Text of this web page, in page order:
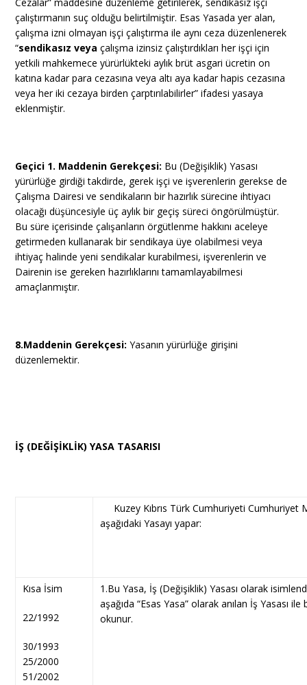
çalıştırmanın suç olduğu belirtilmiştir. Esas Yasada yer alan,
çalışma izni olmayan işçi çalıştırma ile aynı ceza düzenlenerek
“sendikasız veya çalışma izinsiz çalıştırdıkları her işçi için
yetkili mahkemece yürürlükteki aylık brüt asgari ücretin on
katına kadar para cezasına veya altı aya kadar hapis cezasına
veya her iki cezaya birden çarptırılabilirler” ifadesi yasaya
eklenmiştir.
Geçici 1. Maddenin Gerekçesi: Bu (Değişiklik) Yasası
yürürlüğe girdiği takdirde, gerek işçi ve işverenlerin gerekse de
Çalışma Dairesi ve sendikaların bir hazırlık sürecine ihtiyacı
olacağı düşüncesiyle üç aylık bir geçiş süreci öngörülmüştür.
Bu süre içerisinde çalışanların örgütlenme hakkını aceleye
getirmeden kullanarak bir sendikaya üye olabilmesi veya
ihtiyaç halinde yeni sendikalar kurabilmesi, işverenlerin ve
Dairenin ise gereken hazırlıklarını tamamlayabilmesi
amaçlanmıştır.
8.Maddenin Gerekçesi: Yasanın yürürlüğe girişini
düzenlemektir.
İŞ (DEĞİŞİKLİK) YASA TASARISI
Kuzey Kıbrıs Türk Cumhuriyeti Cumhuriyet
aşağıdaki Yasayı yapar:
Kısa İsim
22/1992
30/1993
25/2000
51/2002
1.Bu Yasa, İş (Değişiklik) Yasası olarak
aşağıda “Esas Yasa” olarak anılan İş Yasası ile
okunur.